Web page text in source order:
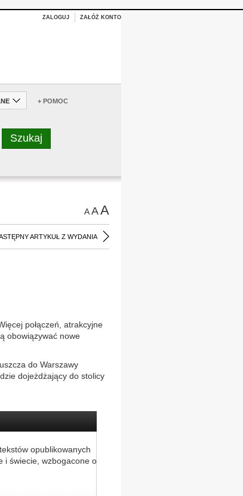
ZALOGUJ ZAŁÓŻ KONTO
+ POMOC
AAA
ARTYKUŁ Z WYDANIA
połączeń, atrakcyjne
obowiązywać nowe
do Warszawy
dojeżdżający do stolicy
opublikowanych
i świecie, wzbogacone o